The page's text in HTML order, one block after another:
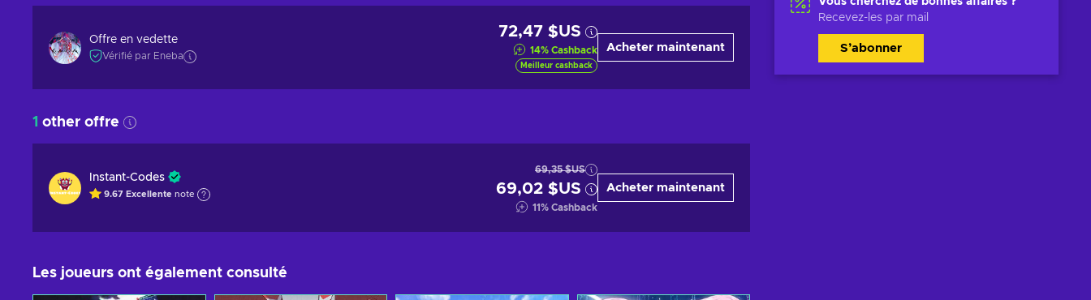
Recevez-les par mail
S’abonner
Offre en vedette
Vérifié par Eneba
72,47 $US
14% Cashback
Meilleur cashback
Acheter maintenant
1 other offre
Instant-Codes
9.67 Excellente note
69,35 $US
69,02 $US
11% Cashback
Acheter maintenant
Les joueurs ont également consulté